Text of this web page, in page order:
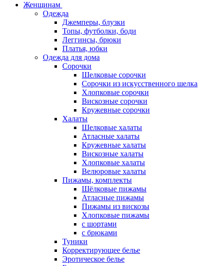
Женщинам
Одежда
Джемперы, блузки
Топы, футболки, боди
Леггинсы, брюки
Платья, юбки
Одежда для дома
Сорочки
Шелковые сорочки
Сорочки из искусственного шелка
Хлопковые сорочки
Вискозные сорочки
Кружевные сорочки
Халаты
Шелковые халаты
Атласные халаты
Кружевные халаты
Вискозные халаты
Хлопковые халаты
Велюровые халаты
Пижамы, комплекты
Шёлковые пижамы
Атласные пижамы
Пижамы из вискозы
Хлопковые пижамы
с шортами
с брюками
Туники
Корректирующее белье
Эротическое белье